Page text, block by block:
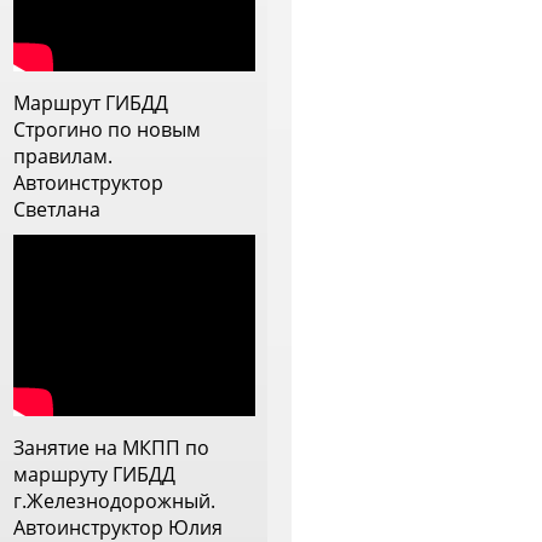
инструктор прям заинтересован
стороны и прорабатывает их.
Теперь меня она напутствовала
на самостоятельное вождение и
я ей очень благодарна
Маршрут ГИБДД
Строгино по новым
правилам.
Автоинструктор
Светлана
Занятие на МКПП по
маршруту ГИБДД
г.Железнодорожный.
Автоинструктор Юлия